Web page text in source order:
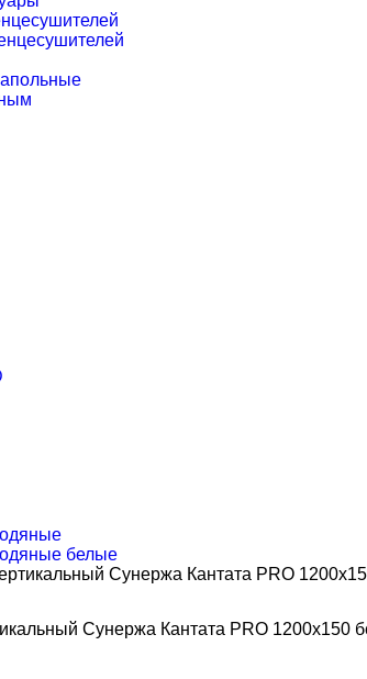
белые
Сунержа Кантата PRO